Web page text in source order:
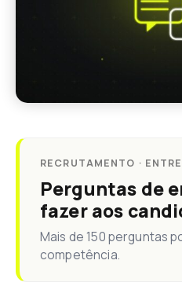
RECRUTAMENTO ·
Perguntas de
fazer aos
Mais de 150 perguntas
competência.